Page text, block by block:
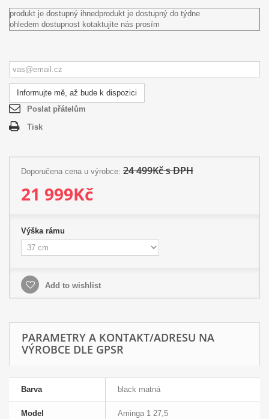
produkt je dostupný ihnedprodukt je dostupný do týdne
ohledem dostupnost kotaktujite nás prosím
Informujte mě, až bude k dispozici
Poslat přátelům
Tisk
Doporučena cena u výrobce: 24 499Kč s DPH
21 999Kč
Výška rámu
Add to wishlist
PARAMETRY A KONTAKT/ADRESU NA
VÝROBCE DLE GPSR
Barva black matná
Model Aminga 1 27,5